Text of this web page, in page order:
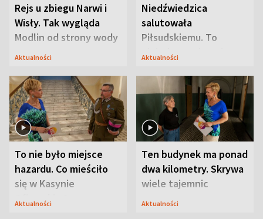
Rejs u zbiegu Narwi i
Wisły. Tak wygląda
Modlin od strony wody
Aktualności
Niedźwiedzica
salutowała
Piłsudskiemu. To
niejedyna tajemnica
Aktualności
To nie było miejsce
hazardu. Co mieściło
się w Kasynie
Oficerskim?
Aktualności
Ten budynek ma ponad
dwa kilometry. Skrywa
wiele tajemnic
Aktualności